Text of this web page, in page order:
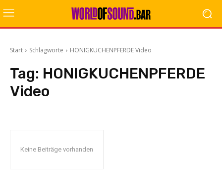
Start Schlagworte HONIGKUCHENPFERDE Video
Tag: HONIGKUCHENPFERDE
Video
Keine Beiträge vorhanden